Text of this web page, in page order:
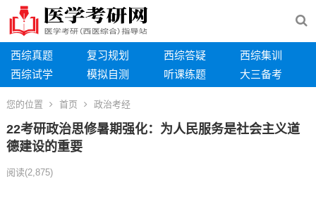
西综真题 复习规划 西综答疑
西综集训
西综试学
模拟自测 听课练题 大三备考
您的位置 首页 政治考经
22考研政治思修暑期强化：为人民服务是社会主义道
德建设的重要
阅读(2,875)